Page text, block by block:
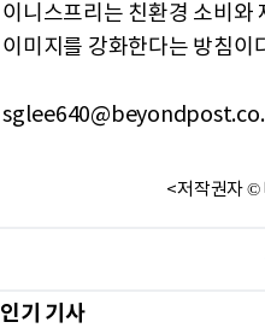
이니스프리는 친환경 소비와
이미지를 강화한다는 방침이
<저작권자 ©
인기 기사